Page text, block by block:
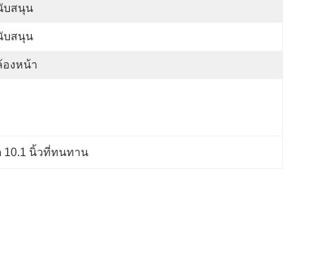
บสนุน
บสนุน
องหน้า
10.1 นิ้วที่ทนทาน